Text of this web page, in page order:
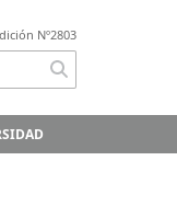
Nº2803